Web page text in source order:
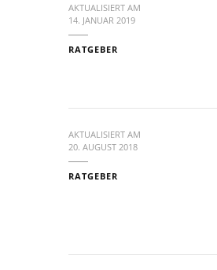
AKTUALISIERT AM
14. JANUAR 2019
RATGEBER
AKTUALISIERT AM
20. AUGUST 2018
RATGEBER